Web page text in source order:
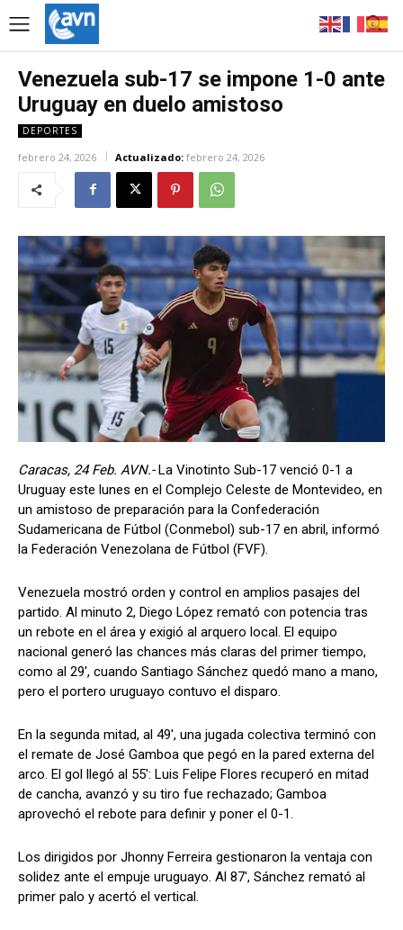
Venezuela sub-17 se impone 1-0 ante
Uruguay en duelo amistoso
DEPORTES
febrero 24, 2026 Actualizado: febrero 24, 2026
Caracas, 24 Feb. AVN.-La Vinotinto Sub-17 venció 0-1 a
Uruguay este lunes en el Complejo Celeste de Montevideo, en
un amistoso de preparación para la Confederación
Sudamericana de Fútbol (Conmebol) sub-17 en abril, informó
la Federación Venezolana de Fútbol (FVF).
Venezuela mostró orden y control en amplios pasajes del
partido. Al minuto 2, Diego López remató con potencia tras
un rebote en el área y exigió al arquero local. El equipo
nacional generó las chances más claras del primer tiempo,
como al 29', cuando Santiago Sánchez quedó mano a mano,
pero el portero uruguayo contuvo el disparo.
En la segunda mitad, al 49', una jugada colectiva terminó con
el remate de José Gamboa que pegó en la pared externa del
arco. El gol llegó al 55': Luis Felipe Flores recuperó en mitad
de cancha, avanzó y su tiro fue rechazado; Gamboa
aprovechó el rebote para definir y poner el 0-1.
Los dirigidos por Jhonny Ferreira gestionaron la ventaja con
solidez ante el empuje uruguayo. Al 87', Sánchez remató al
primer palo y acertó el vertical.